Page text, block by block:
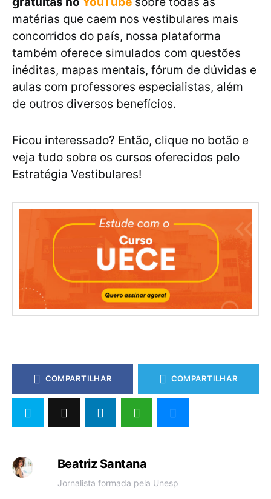
matérias que caem nos vestibulares mais
concorridos do país, nossa plataforma
também oferece simulados com questões
inéditas, mapas mentais, fórum de dúvidas e
aulas com professores especialistas, além
de outros diversos benefícios.
Ficou interessado? Então, clique no botão e
veja tudo sobre os cursos oferecidos pelo
Estratégia Vestibulares!
COMPARTILHAR COMPARTILHAR
Beatriz Santana
Jornalista formada pela Unesp